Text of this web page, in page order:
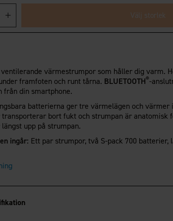
Välj storlek
värmestrumpor som håller dig varm.
framfoten och runt tårna. BLUETOOTH®-
från din smartphone.
batterierna ger tre värmelägen och
bort fukt och strumpan är anatomisk
upp på strumpan.
ingår: Ett par strumpor, två S-pack 700 batterier,